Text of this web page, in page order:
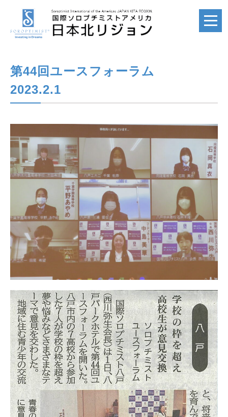
ホーム
SI
国際ソロプチミスト
アメリカ
SIA
日本北リジョン
JAPAN KITA
リンク
LINK
お問い合わせ
CONTACT
会員専用
MEMBERS ONLY
第44回ユースフォーラム
2023.2.1